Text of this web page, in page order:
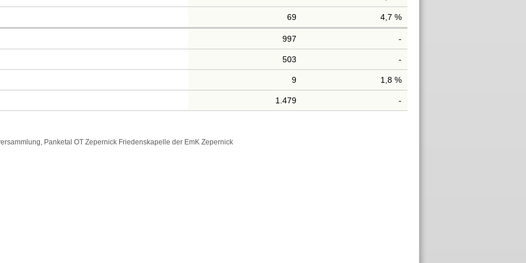
69 4,7 %
997 -
503 -
9 1,8 %
1.479 -
Panketal OT Zepernick Friedenskapelle der EmK Zepernick